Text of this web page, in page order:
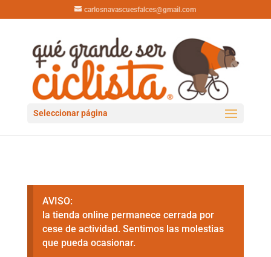
carlosnavascuesfalces@gmail.com
Seleccionar página
AVISO:
la tienda online permanece cerrada por
cese de actividad. Sentimos las molestias
que pueda ocasionar.